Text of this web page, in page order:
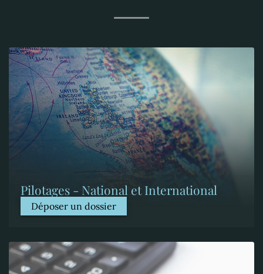
Pilotages - National et International
Déposer un dossier